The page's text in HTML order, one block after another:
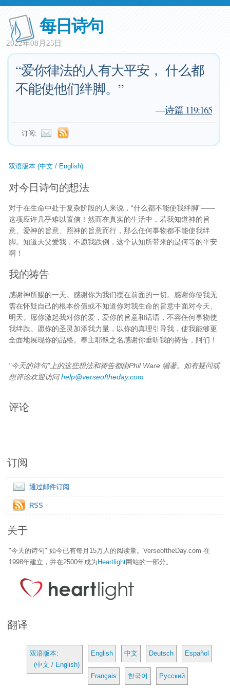
每日诗句
2022年08月25日
“爱你律法的人有大平安， 什么都
不能使他们绊脚。”
—诗篇 119:165
订阅:
双语版本 (中文 / English)
对今日诗句的想法
对于在生命中处于复杂阶段的人来说，“什么都不能使我绊脚”——
这项应许几乎难以置信！然而在真实的生活中，若我知道神的旨
意、爱神的旨意、照神的旨意而行，那么任何事物都不能使我绊
脚。知道天父爱我，不愿我跌倒，这个认知所带来的是何等的平安
啊！
我的祷告
感谢神所赐的一天。感谢你为我们摆在前面的一切。感谢你使我无
需在怀疑自己的根本价值或不知道你对我生命的旨意中面对今天、
明天。愿你激起我对你的爱，爱你的旨意和话语，不容任何事物使
我绊跌。愿你的圣灵加添我力量，以你的真理引导我，使我能够更
全面地展现你的品格。奉主耶稣之名感谢你垂听我的祷告，阿们！
"今天的诗句"上的这些想法和祷告都由Phil Ware 编著。如有疑问或
想评论欢迎访问help@verseoftheday.com
评论
订阅
通过邮件订阅
RSS
关于
"今天的诗句" 如今已有每月15万人的阅读量。VerseoftheDay.com 在
1998年建立，并在2500年成为 Heartlight网站的一部分。
翻译
双语版本:
(中文 / English)
English 中文 Deutsch Español
Français 한국어 Русский